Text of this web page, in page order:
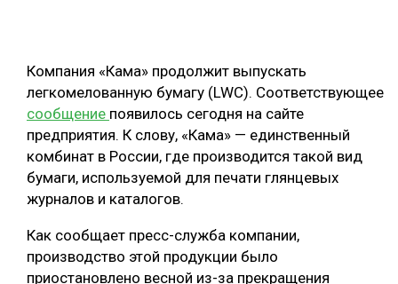
ЛЕСОВОССТАНОВЛЕНИЕ И ЗАЩИТА
ЛОГИСТИКА
ПРОИЗВОДСТВО ДРЕВЕСНЫХ ПЛИТ
ЦБП
ЛЕСОПИЛЕНИЕ
ТЕМАТИЧЕСКИЕ ПРОЕКТЫ
ПОДБОРКИ СТАТЕЙ
Компания «Кама» продолжит выпускать
легкомелованную бумагу (LWC). Соответствующее
сообщение появилось сегодня на сайте
предприятия. К слову, «Кама» — единственный
комбинат в России, где производится такой вид
бумаги, используемой для печати глянцевых
журналов и каталогов.
Как сообщает пресс-служба компании,
производство этой продукции было
приостановлено весной из-за прекращения